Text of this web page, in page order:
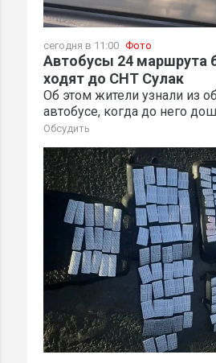
сегодня в 11:00 Фото
Автобусы 24 маршрута
ходят до СНТ Сулак
Об этом жители узнали из
автобусе, когда до него
Обсудить